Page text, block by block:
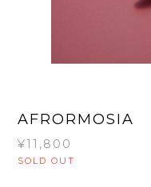
AFRORMOSIA
¥11,800
SOLD OUT